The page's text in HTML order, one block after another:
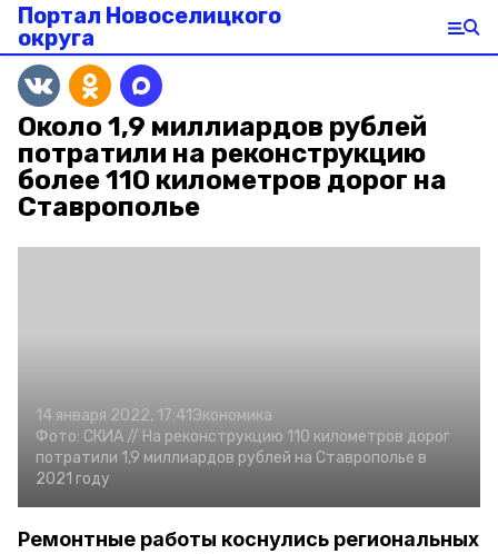
Портал Новоселицкого
округа
Около 1,9 миллиардов рублей
потратили на реконструкцию
более 110 километров дорог на
Ставрополье
14 января 2022, 17:41Экономика
Фото: СКИА // На реконструкцию 110 километров дорог
потратили 1,9 миллиардов рублей на Ставрополье в
2021 году
Ремонтные работы коснулись региональных